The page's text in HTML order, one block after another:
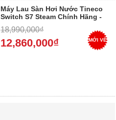
Máy Lau Sàn Hơi Nước Tineco
Switch S7 Steam Chính Hãng -
Hút 25.000Pa Mạnh Nhất, Bảo
Hành 24 Tháng 2026
18,990,000₫
12,860,000₫ MỚI VỀ